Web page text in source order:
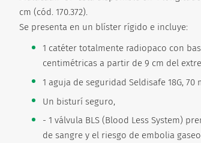
cm (cód. 170.372).
Se presenta en un blíster rígido e incluye:
1 catéter totalmente radiopaco con
centimétricas a partir de 9 cm del
1 aguja de seguridad Seldisafe 18G,
Un bisturí seguro,
- 1 válvula BLS (Blood Less System)
de sangre y el riesgo de embolia